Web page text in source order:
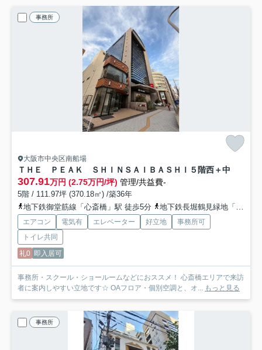
事務所
大阪市中央区南船場
ＴＨＥ ＰＥＡＫ ＳＨＩＮＳＡＩＢＡＳＨＩ ５階西＋中
307.91万円 (2.75万円/坪) 管理/共益費-
5階 / 111.97坪 (370.18㎡) /築36年
地下鉄御堂筋線「心斎橋」駅 徒歩5分
地下鉄長堀鶴見緑地「長堀橋」駅 徒歩6分
エアコン 電気有 エレベーター 好立地
事務所可
トイレ共同
礼0 即入居可
事務所・スクール・ショールームなどにおススメ！ 心斎橋エリアで来訪
者に案内しやすい立地です☆ OAフロア・個別空調と、オ...
もっと見る
事務所